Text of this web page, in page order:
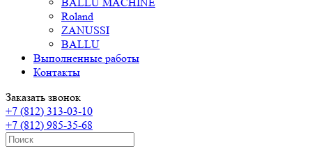
Roland
ZANUSSI
BALLU
Выполненные работы
Контакты
Заказать звонок
+7 (812) 313-03-10
+7 (812) 985-35-68